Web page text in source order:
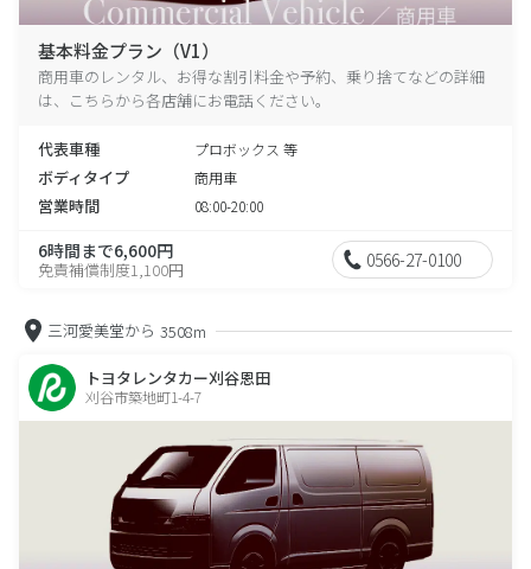
基本料金プラン（V1）
商用車のレンタル、お得な割引料金や予約、乗り捨てなどの詳細
は、こちらから各店舗にお電話ください。
代表車種 プロボックス 等
ボディタイプ 商用車
営業時間 08:00-20:00
6時間まで6,600円
免責補償制度1,100円 0566-27-0100
三河愛美堂から 3508m
トヨタレンタカー刈谷恩田
刈谷市築地町1-4-7